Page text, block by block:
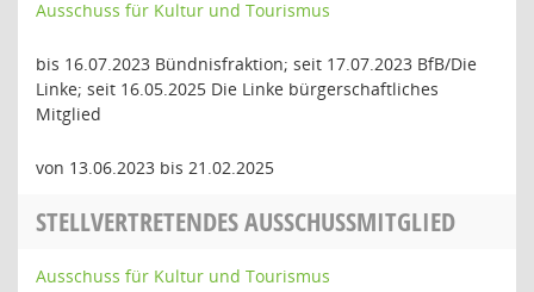
Ausschuss für Kultur und Tourismus
bis 16.07.2023 Bündnisfraktion; seit 17.07.2023 BfB/Die
Linke; seit 16.05.2025 Die Linke bürgerschaftliches
Mitglied
von 13.06.2023 bis 21.02.2025
STELLVERTRETENDES AUSSCHUSSMITGLIED
Ausschuss für Kultur und Tourismus